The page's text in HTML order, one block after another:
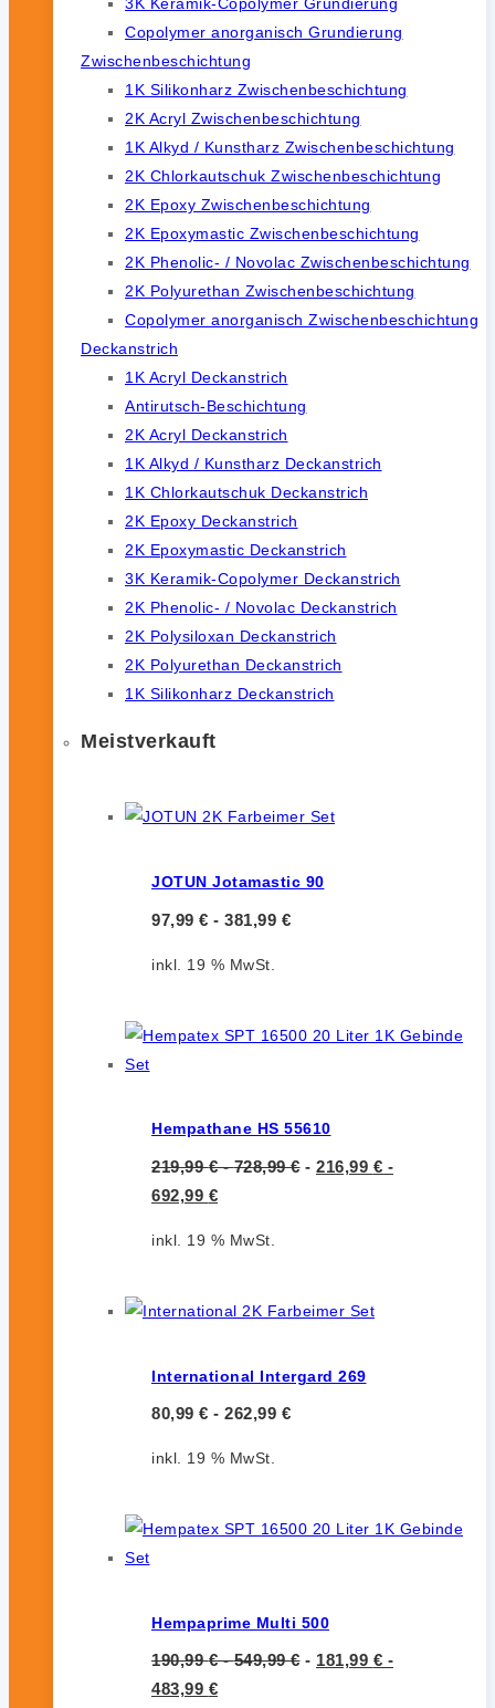
Copolymer anorganisch Grundierung
Zwischenbeschichtung
1K Silikonharz Zwischenbeschichtung
2K Acryl Zwischenbeschichtung
1K Alkyd / Kunstharz Zwischenbeschichtung
2K Chlorkautschuk Zwischenbeschichtung
2K Epoxy Zwischenbeschichtung
2K Epoxymastic Zwischenbeschichtung
2K Phenolic- / Novolac Zwischenbeschichtung
2K Polyurethan Zwischenbeschichtung
Copolymer anorganisch Zwischenbeschichtung
Deckanstrich
1K Acryl Deckanstrich
Antirutsch-Beschichtung
2K Acryl Deckanstrich
1K Alkyd / Kunstharz Deckanstrich
1K Chlorkautschuk Deckanstrich
2K Epoxy Deckanstrich
2K Epoxymastic Deckanstrich
3K Keramik-Copolymer Deckanstrich
2K Phenolic- / Novolac Deckanstrich
2K Polysiloxan Deckanstrich
2K Polyurethan Deckanstrich
1K Silikonharz Deckanstrich
Meistverkauft
JOTUN Jotamastic 90
97,99 € - 381,99 €
inkl. 19 % MwSt.
Hempathane HS 55610
219,99€-728,99€- 216,99 € -
692,99 €
inkl. 19 % MwSt.
International Intergard 269
80,99 € - 262,99 €
inkl. 19 % MwSt.
Hempaprime Multi 500
190,99€-549,99€- 181,99 € -
483,99 €